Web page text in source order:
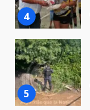
5
6